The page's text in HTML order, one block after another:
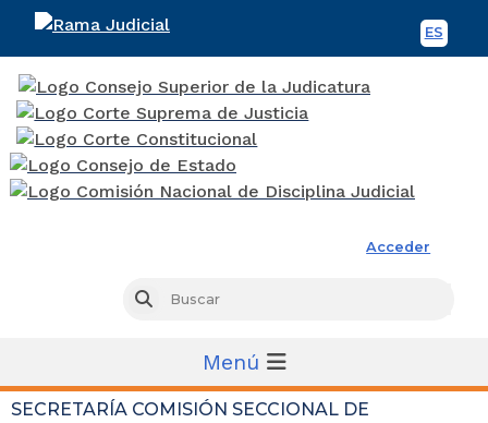
ES
Acceder
Buscar
Menú
SECRETARÍA COMISIÓN SECCIONAL DE